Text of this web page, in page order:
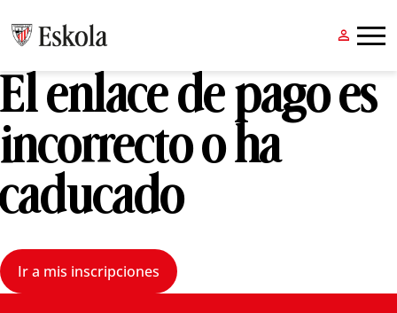
 
El enlace de pago es
incorrecto o ha
caducado
Ir a mis inscripciones